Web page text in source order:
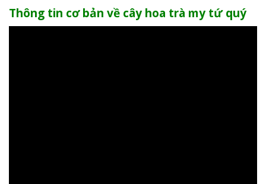
Thông tin cơ bản về cây hoa trà my tứ quý